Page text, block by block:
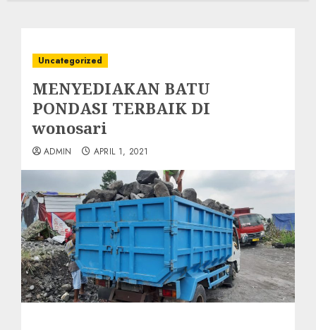
Uncategorized
MENYEDIAKAN BATU
PONDASI TERBAIK DI
wonosari
ADMIN APRIL 1, 2021